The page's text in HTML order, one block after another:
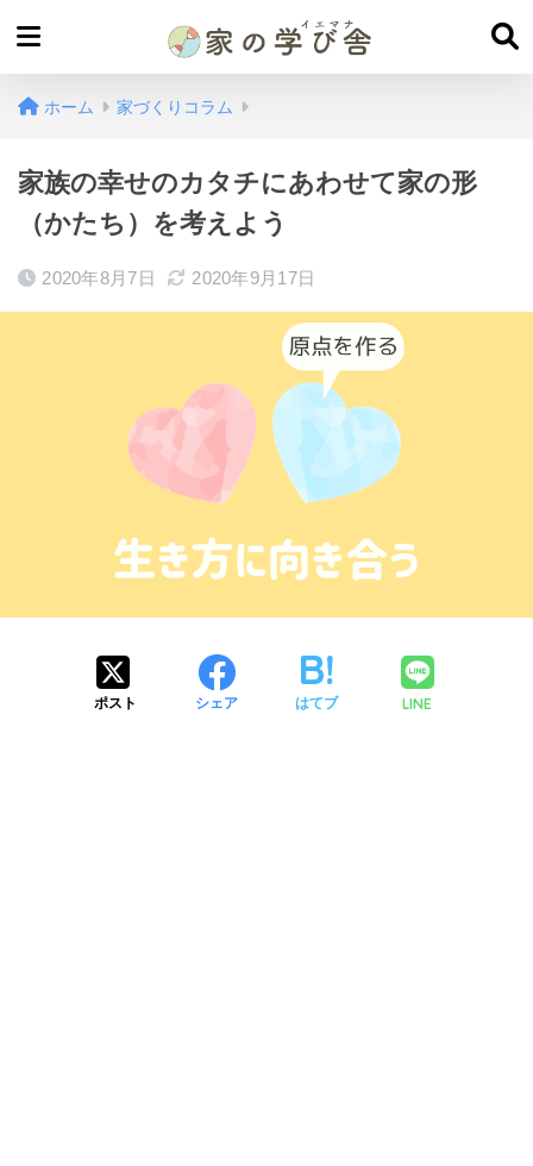
ホーム 家づくりコラム
家族の幸せのカタチにあわせて家の形
（かたち）を考えよう
2020年8月7日 2020年9月17日
ポスト シェア はてブ LINE